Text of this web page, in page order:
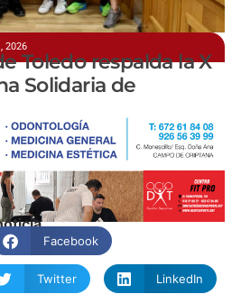
2026
a favor de la solidaridad
Toledo respalda la X
Solidaria de
Facebook
Twitter LinkedIn